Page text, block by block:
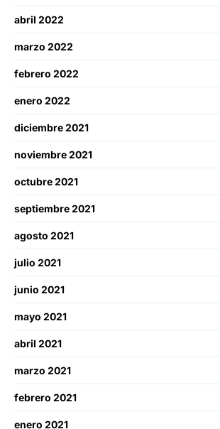
abril 2022
marzo 2022
febrero 2022
enero 2022
diciembre 2021
noviembre 2021
octubre 2021
septiembre 2021
agosto 2021
julio 2021
junio 2021
mayo 2021
abril 2021
marzo 2021
febrero 2021
enero 2021